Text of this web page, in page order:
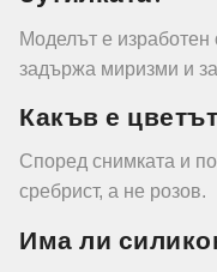
Моделът е изработен
задържа миризми и
Какъв е
Според снимката и
сребрист, а не розов.
Има ли